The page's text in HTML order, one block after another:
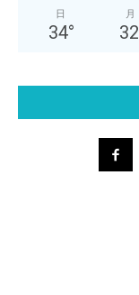
日
34°
月
32